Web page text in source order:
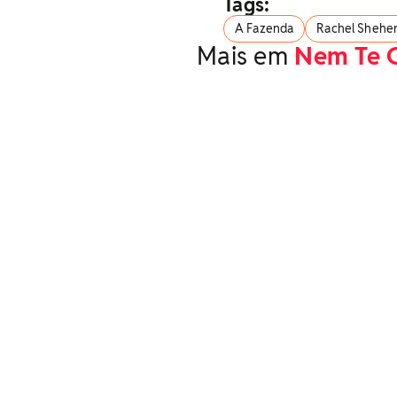
A Fazenda Rachel
Mais em Nem Te